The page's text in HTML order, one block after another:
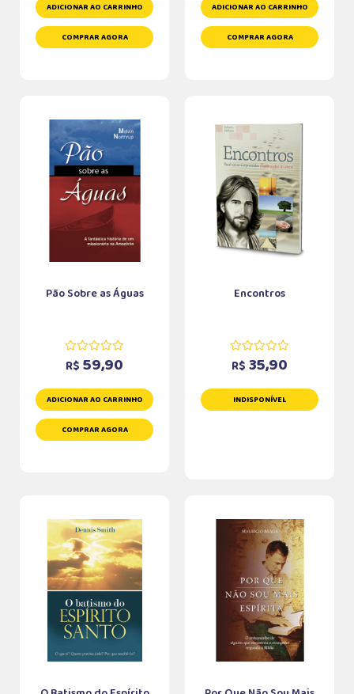
ADICIONAR AO CARRINHO
COMPRAR AGORA
ADICIONAR AO CARRINHO
COMPRAR AGORA
Pão Sobre as Águas
R$ 59,90
ADICIONAR AO CARRINHO
COMPRAR AGORA
Encontros
R$ 35,90
INDISPONÍVEL